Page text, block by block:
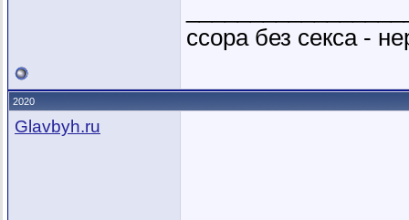
ссора без секса -
2020
Glavbyh.ru